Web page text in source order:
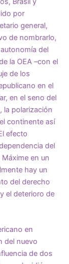
por
general,
de nombrarlo,
del
la OEA –con el
de los
en el
en el seno del
la polarización
continente así
efecto
del
en un
hay un
del derecho
el deterioro de
en
del nuevo
de dos